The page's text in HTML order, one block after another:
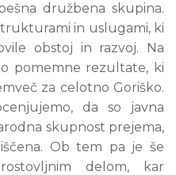
družbena skupina.
in uslugami, ki
obstoj in razvoj. Na
pomemne rezultate, ki
za celotno Goriško.
da so javna
skupnost prejema,
Ob tem pa je še
delom, kar